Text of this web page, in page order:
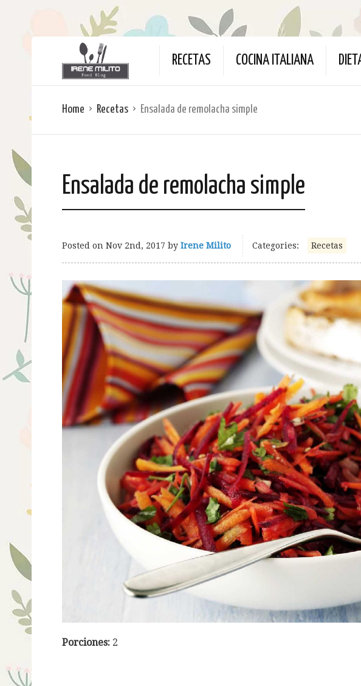
RECETAS COCINA ITALIANA
Home Recetas Ensalada de remolacha simple
Ensalada de remolacha simple
Posted on Nov 2nd, 2017 by Irene Milito Categories: Recetas
Porciones: 2